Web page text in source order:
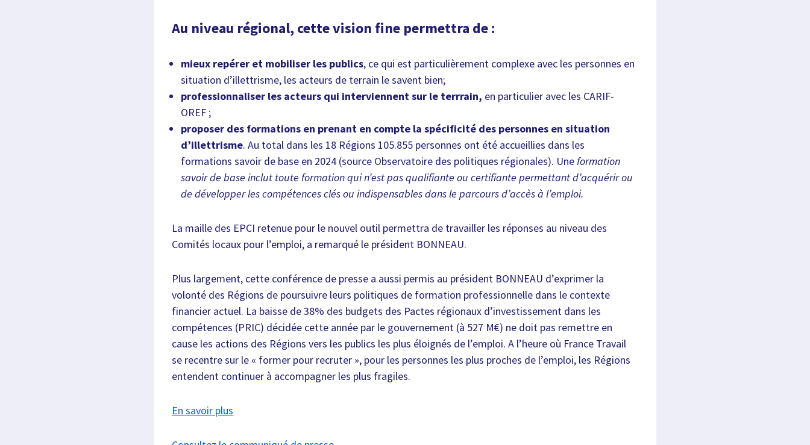
Au niveau régional, cette vision fine permettra de :
mieux repérer et mobiliser les publics, ce qui est particulièrement complexe avec les personnes en
situation d’illettrisme, les acteurs de terrain le savent bien;
professionnaliser les acteurs qui interviennent sur le terrrain, en particulier avec les CARIF-
OREF ;
proposer des formations en prenant en compte la spécificité des personnes en situation
d’illettrisme. Au total dans les 18 Régions 105.855 personnes ont été accueillies dans les
formations savoir de base en 2024 (source Observatoire des politiques régionales). Uneformation
savoir de base inclut toute formation qui n’est pas qualifiante ou certifiante permettant d’acquérir ou
de développer les compétences clés ou indispensables dans le parcours d’accès à l’emploi.
La maille des EPCI retenue pour le nouvel outil permettra de travailler les réponses au niveau des
Comités locaux pour l’emploi, a remarqué le président BONNEAU.
Plus largement, cette conférence de presse a aussi permis au président BONNEAU d’exprimer la
volonté des Régions de poursuivre leurs politiques de formation professionnelle dans le contexte
financier actuel. La baisse de 38% des budgets des Pactes régionaux d’investissement dans les
compétences (PRIC) décidée cette année par le gouvernement (à 527 M€) ne doit pas remettre en
cause les actions des Régions vers les publics les plus éloignés de l’emploi. A l’heure où France Travail
se recentre sur le « former pour recruter », pour les personnes les plus proches de l’emploi, les Régions
entendent continuer à accompagner les plus fragiles.
En savoir plus